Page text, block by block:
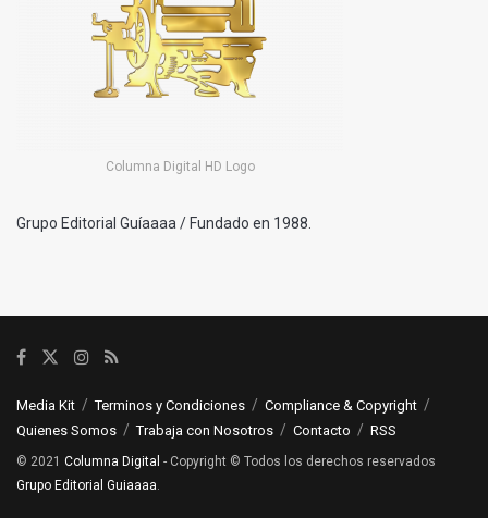
Columna Digital HD Logo
Grupo Editorial Guíaaaa / Fundado en 1988.
Media Kit Terminos y Condiciones
Compliance & Copyright
Quienes Somos
Trabaja con Nosotros Contacto RSS
© 2021 Columna Digital - Copyright © Todos los derechos reservados
Grupo Editorial Guiaaaa.